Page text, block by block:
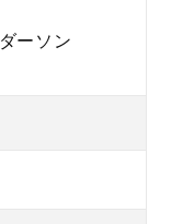
ーソン